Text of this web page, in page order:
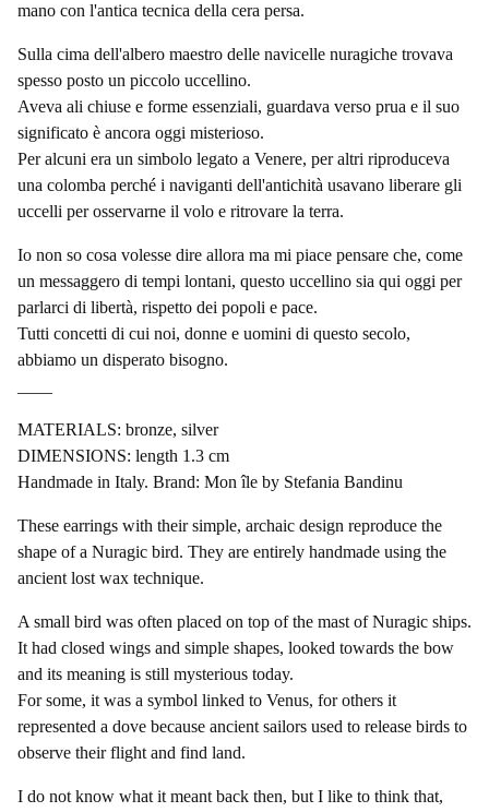
mano con l'antica tecnica della cera persa.
Sulla cima dell'albero maestro delle navicelle nuragiche trovava
spesso posto un piccolo uccellino.
Aveva ali chiuse e forme essenziali, guardava verso prua e il suo
significato è ancora oggi misterioso.
Per alcuni era un simbolo legato a Venere, per altri riproduceva
una colomba perché i naviganti dell'antichità usavano liberare gli
uccelli per osservarne il volo e ritrovare la terra.
Io non so cosa volesse dire allora ma mi piace pensare che, come
un messaggero di tempi lontani, questo uccellino sia qui oggi per
parlarci di libertà, rispetto dei popoli e pace.
Tutti concetti di cui noi, donne e uomini di questo secolo,
abbiamo un disperato bisogno.
MATERIALS: bronze, silver
DIMENSIONS: length 1.3 cm
Handmade in Italy. Brand: Mon île by Stefania Bandinu
These earrings with their simple, archaic design reproduce the
shape of a Nuragic bird. They are entirely handmade using the
ancient lost wax technique.
A small bird was often placed on top of the mast of Nuragic ships.
It had closed wings and simple shapes, looked towards the bow
and its meaning is still mysterious today.
For some, it was a symbol linked to Venus, for others it
represented a dove because ancient sailors used to release birds to
observe their flight and find land.
I do not know what it meant back then, but I like to think that,